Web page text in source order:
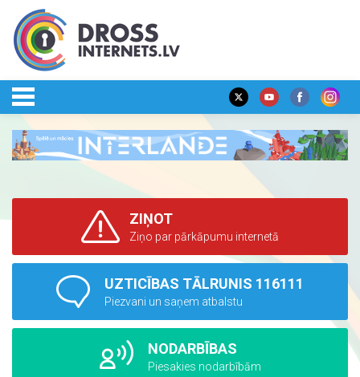
ZIŅOT
Ziņo par pārkāpumu internetā
UZTICĪBAS TĀLRUNIS 116111
Piezvani un saņem atbalstu
NODARBĪBAS
Piesakies nodarbībām